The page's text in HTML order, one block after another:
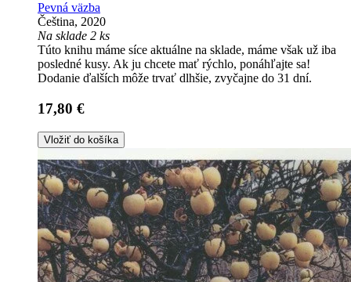
Pevná väzba
Čeština, 2020
Na sklade 2 ks
Túto knihu máme síce aktuálne na sklade, máme však už iba
posledné kusy. Ak ju chcete mať rýchlo, ponáhľajte sa!
Dodanie ďalších môže trvať dlhšie, zvyčajne do 31 dní.
17,80 €
Vložiť do košíka